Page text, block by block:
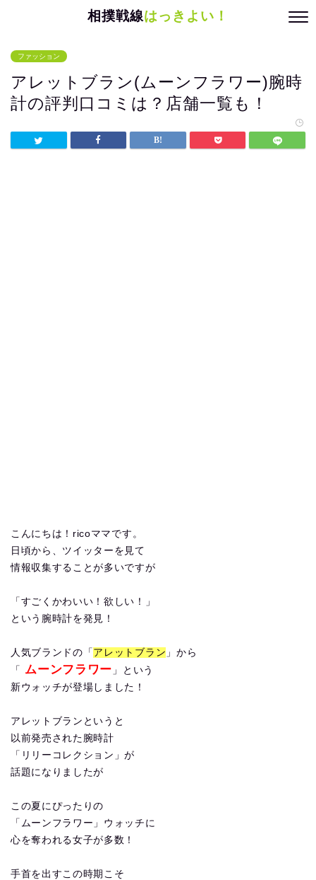
相撲戦線はっきよい！
ファッション
アレットブラン(ムーンフラワー)腕時
計の評判口コミは？店舗一覧も！
こんにちは！ricoママです。
日頃から、ツイッターを見て
情報収集することが多いですが
「すごくかわいい！欲しい！」
という腕時計を発見！
人気ブランドの「 アレットブラン 」から
「
ムーンフラワー 」という
新ウォッチが登場しました！
アレットブランというと
以前発売された腕時計
「リリーコレクション」が
話題になりましたが
この夏にぴったりの
「ムーンフラワー」ウォッチに
心を奪われる女子が多数！
手首を出すこの時期こそ